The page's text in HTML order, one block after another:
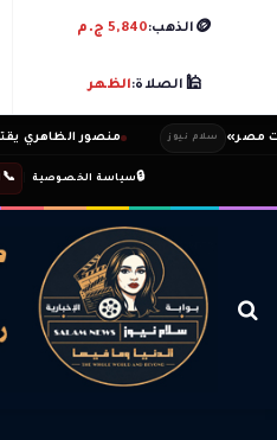
🪙 الذهب:5,840 ج.م
🕌 الصلاة:الظهر
سلام نيوز منصور الظاهري يقتحم
🔒سياسة الخصوصية 📞
بحث عن